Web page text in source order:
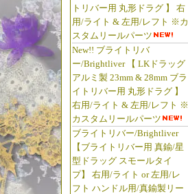
トリバー用 丸形ドラグ 】 右
用/ライト & 左用/レフト ※カ
スタムリールパーツ
New!! ブライトリバ
ー/Brightliver 【 LKドラッグ
アルミ製 23mm & 28mm ブラ
イトリバー用 丸形ドラグ 】
右用/ライト & 左用/レフト ※
カスタムリールパーツ
ブライトリバー/Brightliver
【ブライトリバー用 真鍮/星
型ドラッグ スモールタイ
プ】 右用/ライト or 左用/レ
フト ハンドル用/真鍮製リー